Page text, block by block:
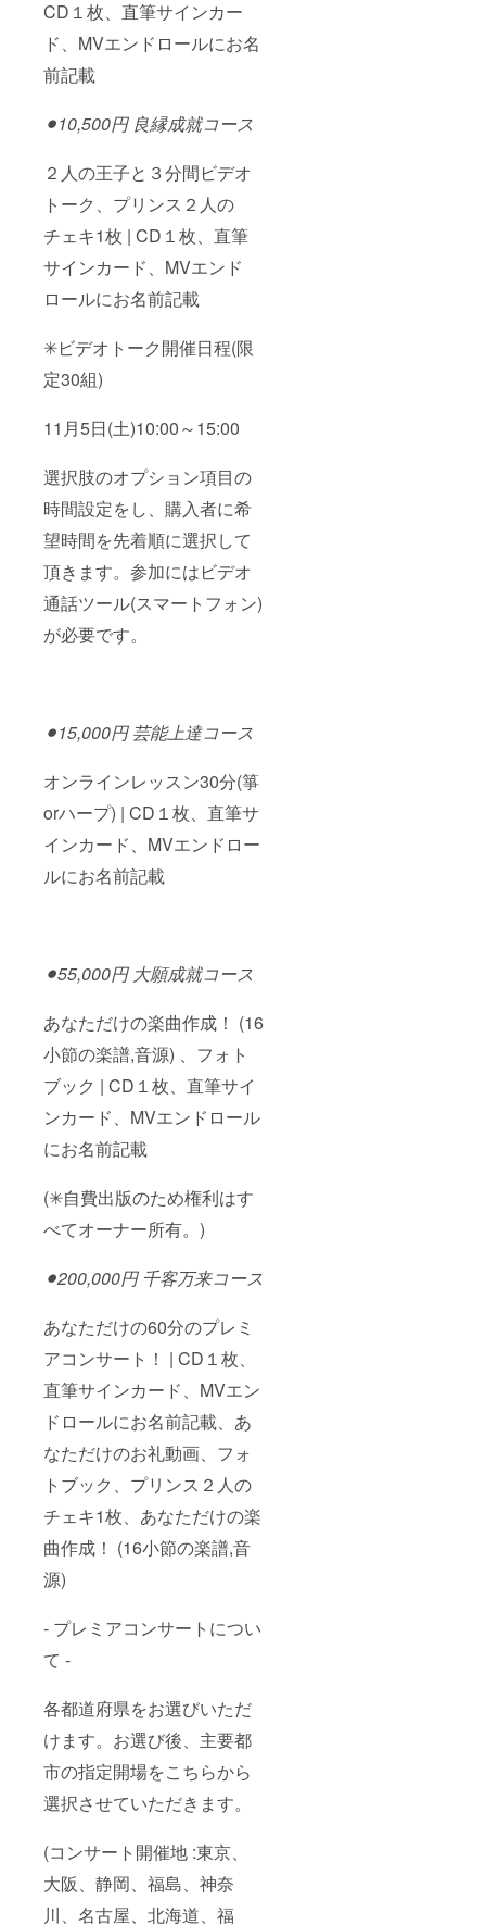
CD１枚、直筆サインカー
ド、MVエンドロールにお名
前記載
⚫︎10,500円 良縁成就コース
２人の王子と３分間ビデオ
トーク、プリンス２人の
チェキ1枚 | CD１枚、直筆
サインカード、MVエンド
ロールにお名前記載
✳︎ビデオトーク開催日程(限
定30組)
11月5日(土)10:00～15:00
選択肢のオプション項目の
時間設定をし、購入者に希
望時間を先着順に選択して
頂きます。参加にはビデオ
通話ツール(スマートフォン)
が必要です。
⚫︎15,000円 芸能上達コース
オンラインレッスン30分(箏
orハープ) | CD１枚、直筆サ
インカード、MVエンドロー
ルにお名前記載
⚫︎55,000円 大願成就コース
あなただけの楽曲作成！ (16
小節の楽譜,音源) 、フォト
ブック | CD１枚、直筆サイ
ンカード、MVエンドロール
にお名前記載
(✳︎自費出版のため権利はす
べてオーナー所有。)
⚫︎200,000円 千客万来コース
あなただけの60分のプレミ
アコンサート！ | CD１枚、
直筆サインカード、MVエン
ドロールにお名前記載、あ
なただけのお礼動画、フォ
トブック、プリンス２人の
チェキ1枚、あなただけの楽
曲作成！ (16小節の楽譜,音
源)
- プレミアコンサートについ
て -
各都道府県をお選びいただ
けます。お選び後、主要都
市の指定開場をこちらから
選択させていただきます。
(コンサート開催地 :東京、
大阪、静岡、福島、神奈
川、名古屋、北海道、福